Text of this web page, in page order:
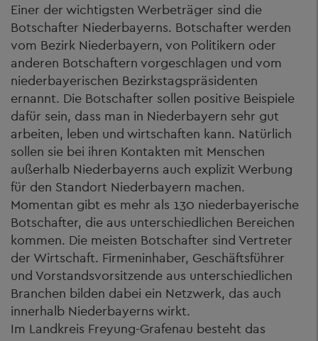
Einer der wichtigsten Werbeträger sind die
Botschafter Niederbayerns. Botschafter werden
vom Bezirk Niederbayern, von Politikern oder
anderen Botschaftern vorgeschlagen und vom
niederbayerischen Bezirkstagspräsidenten
ernannt. Die Botschafter sollen positive Beispiele
dafür sein, dass man in Niederbayern sehr gut
arbeiten, leben und wirtschaften kann. Natürlich
sollen sie bei ihren Kontakten mit Menschen
außerhalb Niederbayerns auch explizit Werbung
für den Standort Niederbayern machen.
Momentan gibt es mehr als 130 niederbayerische
Botschafter, die aus unterschiedlichen Bereichen
kommen. Die meisten Botschafter sind Vertreter
der Wirtschaft. Firmeninhaber, Geschäftsführer
und Vorstandsvorsitzende aus unterschiedlichen
Branchen bilden dabei ein Netzwerk, das auch
innerhalb Niederbayerns wirkt.
Im Landkreis Freyung-Grafenau besteht das